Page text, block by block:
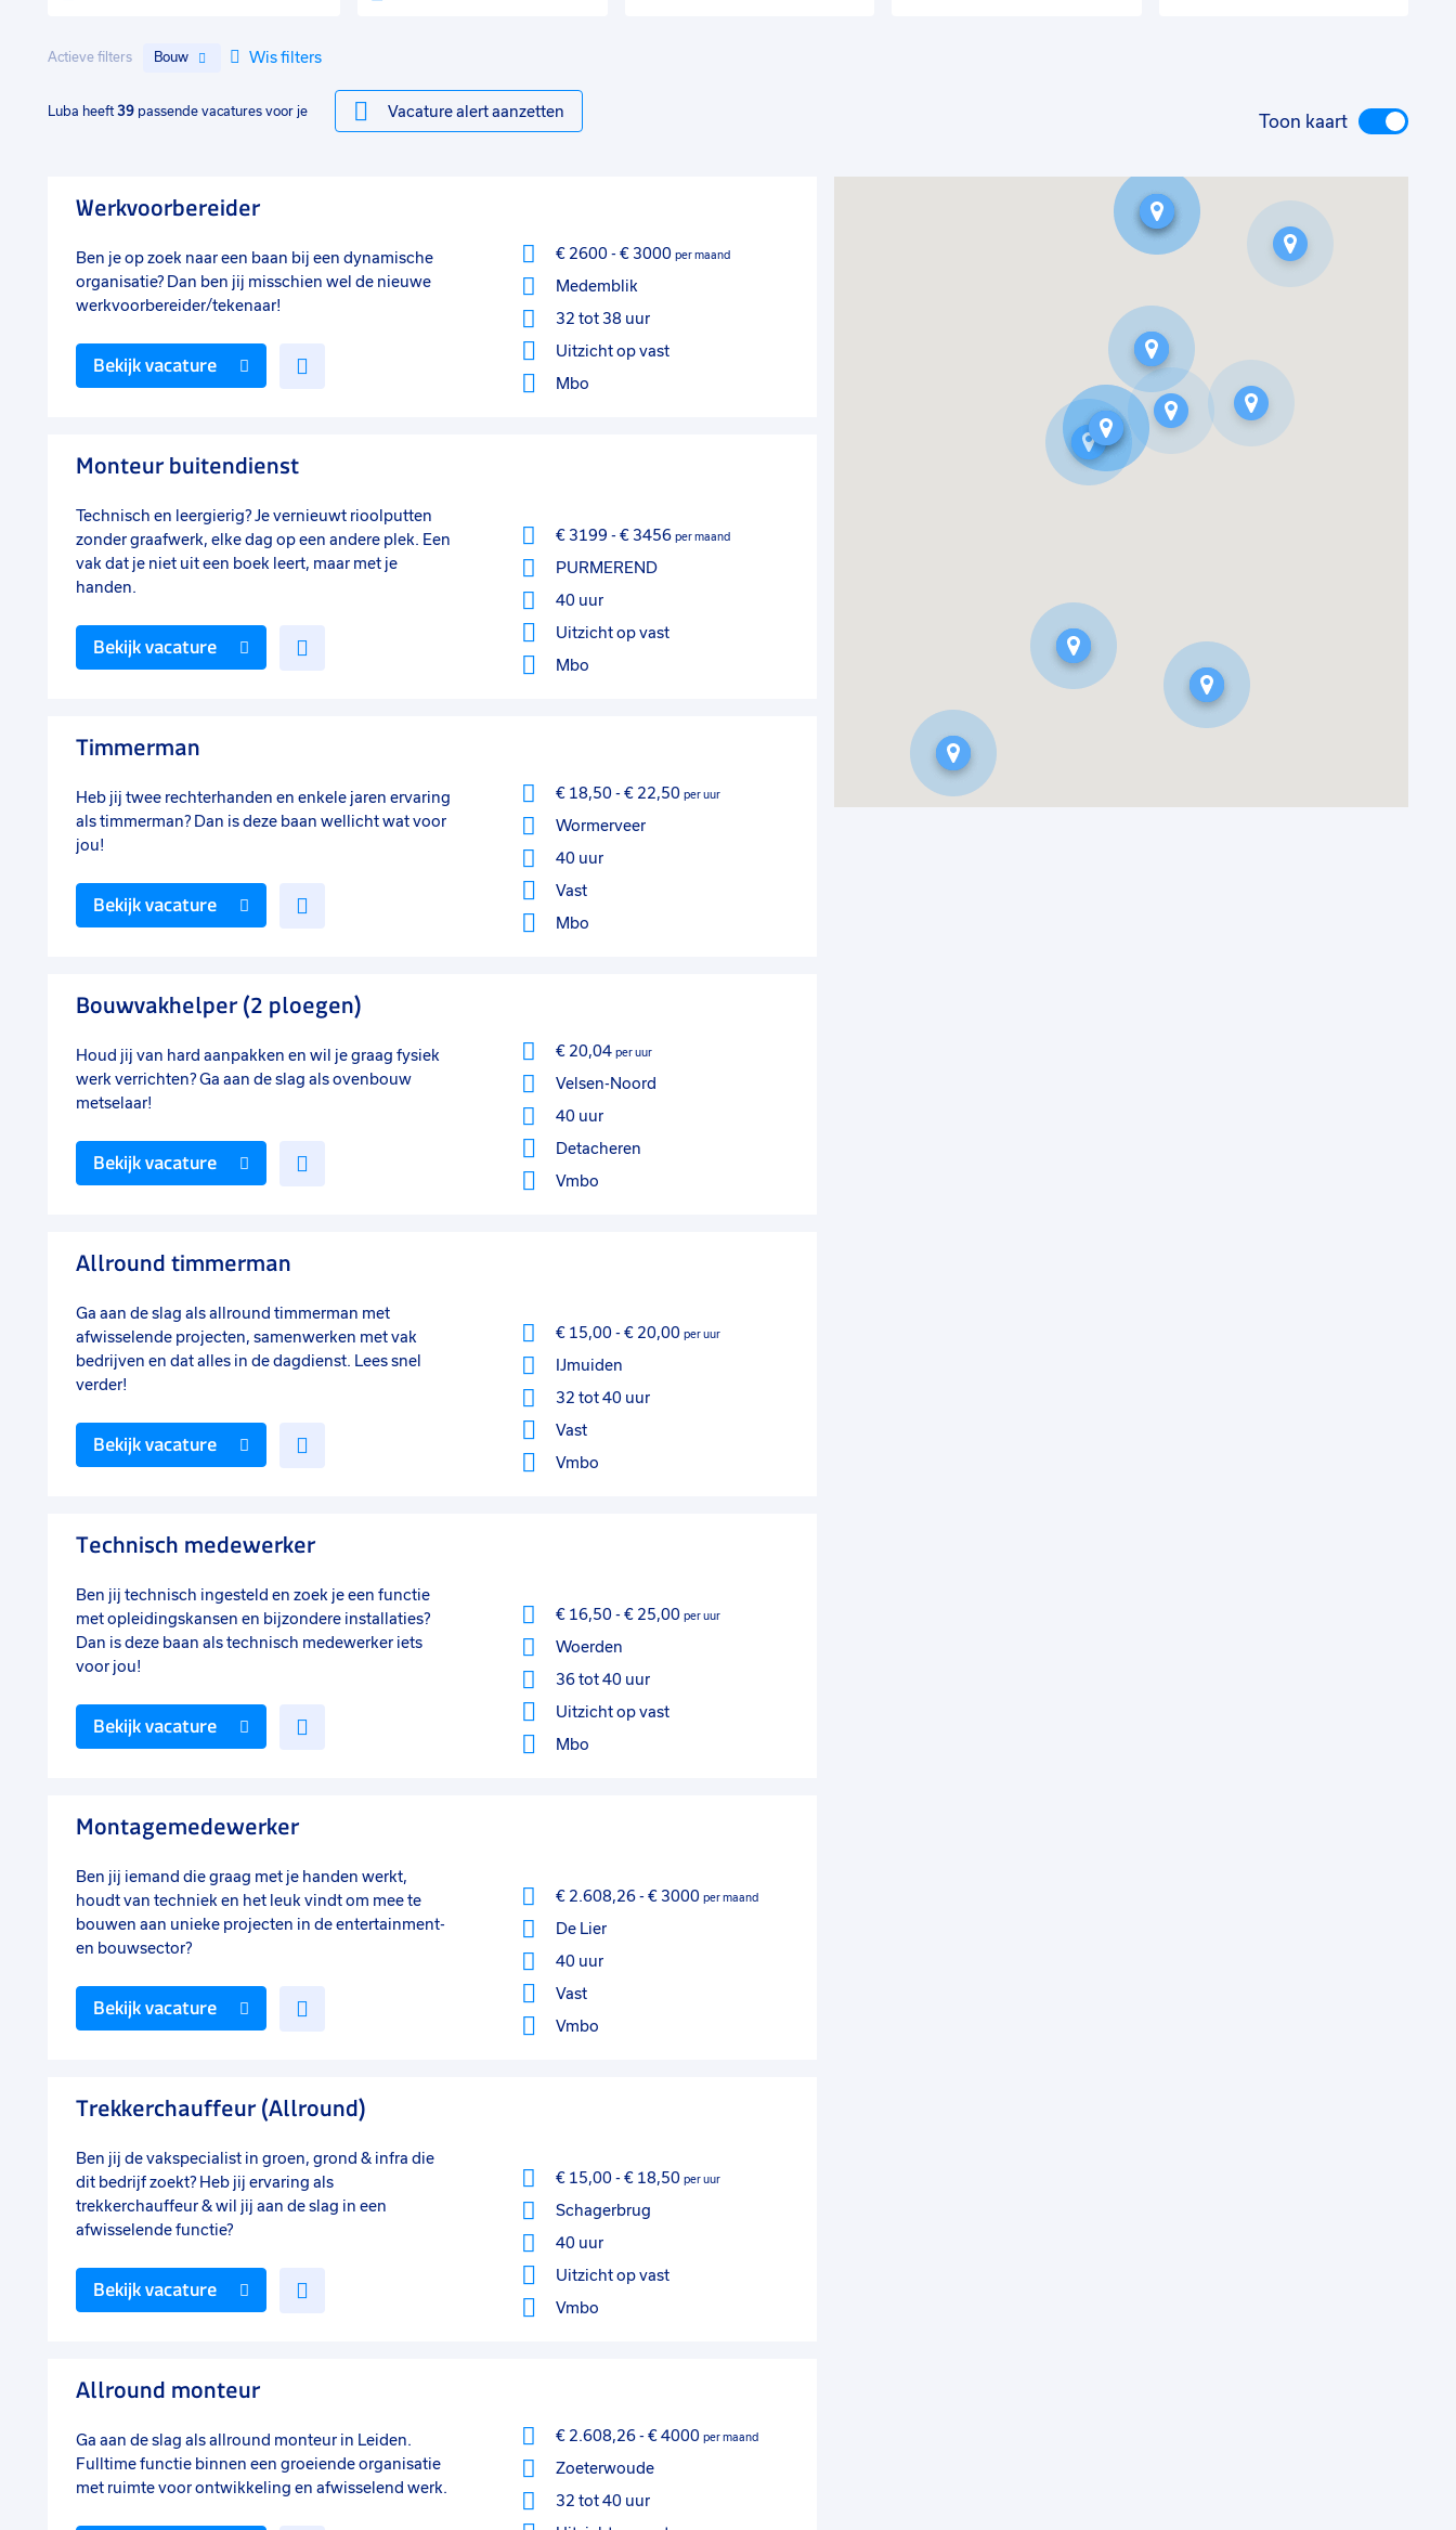
Actieve filters Bouw Wis filters
Luba heeft 39 passende vacatures voor je Vacature alert aanzetten Toon kaart
Werkvoorbereider
Ben je op zoek naar een baan bij een dynamische
organisatie? Dan ben jij misschien wel de nieuwe
werkvoorbereider/tekenaar!
€ 2600- € 3000 per maand
Medemblik
32 tot 38 uur
Uitzicht op vast
Mbo
Bekijk vacature
Monteur buitendienst
Technisch en leergierig? Je vernieuwt rioolputten
zonder graafwerk, elke dag op een andere plek. Een
vak dat je niet uit een boek leert, maar met je
handen.
€ 3199 - € 3456 per maand
PURMEREND
40 uur
Uitzicht op vast
Mbo
Bekijk vacature
Timmerman
Heb jij twee rechterhanden en enkele jaren ervaring
als timmerman? Dan is deze baan wellicht wat voor
jou!
€ 18,50- € 22,50 per uur
Wormerveer
40 uur
Vast
Mbo
Bekijk vacature
Bouwvakhelper (2 ploegen)
Houd jij van hard aanpakken en wil je graag fysiek
werk verrichten? Ga aan de slag als ovenbouw
metselaar!
€ 20,04 per uur
Velsen-Noord
40 uur
Detacheren
Vmbo
Bekijk vacature
Allround timmerman
Ga aan de slag als allround timmerman met
afwisselende projecten, samenwerken met vak
bedrijven en dat alles in de dagdienst. Lees snel
verder!
€ 15,00- € 20,00 per uur
IJmuiden
32 tot 40 uur
Vast
Vmbo
Bekijk vacature
Technisch medewerker
Ben jij technisch ingesteld en zoek je een functie
met opleidingskansen en bijzondere installaties?
Dan is deze baan als technisch medewerker iets
voor jou!
€ 16,50- € 25,00 per uur
Woerden
36 tot 40 uur
Uitzicht op vast
Mbo
Bekijk vacature
Montagemedewerker
Ben jij iemand die graag met je handen werkt,
houdt van techniek en het leuk vindt om mee te
bouwen aan unieke projecten in de entertainment-
en bouwsector?
€ 2.608,26- € 3000 per maand
De Lier
40 uur
Vast
Vmbo
Bekijk vacature
Trekkerchauffeur (Allround)
Ben jij de vakspecialist in groen, grond & infra die
dit bedrijf zoekt? Heb jij ervaring als
trekkerchauffeur & wil jij aan de slag in een
afwisselende functie?
€ 15,00- € 18,50 per uur
Schagerbrug
40 uur
Uitzicht op vast
Vmbo
Bekijk vacature
Allround monteur
Ga aan de slag als allround monteur in Leiden.
Fulltime functie binnen een groeiende organisatie
met ruimte voor ontwikkeling en afwisselend werk.
€ 2.608,26- € 4000 per maand
Zoeterwoude
32 tot 40 uur